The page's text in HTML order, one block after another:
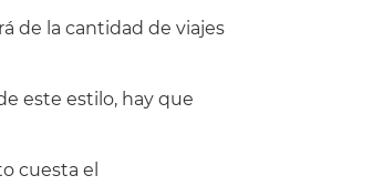
de la cantidad de viajes
este estilo, hay que
cuesta el